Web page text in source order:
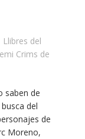
Llibres del
Crims de
saben de
del
de
Moreno,